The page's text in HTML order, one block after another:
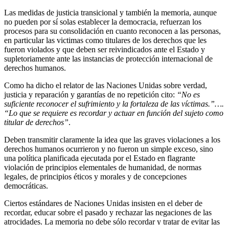
Las medidas de justicia transicional y también la memoria, aunque
no pueden por sí solas establecer la democracia, refuerzan los
procesos para su consolidación en cuanto reconocen a las personas,
en particular las victimas como titulares de los derechos que les
fueron violados y que deben ser reivindicados ante el Estado y
supletoriamente ante las instancias de protección internacional de
derechos humanos.
Como ha dicho el relator de las Naciones Unidas sobre verdad,
justicia y reparación y garantías de no repetición cito: “No es
suficiente reconocer el sufrimiento y la fortaleza de las víctimas.”….
“Lo que se requiere es recordar y actuar en función del sujeto como
titular de derechos”.
Deben transmitir claramente la idea que las graves violaciones a los
derechos humanos ocurrieron y no fueron un simple exceso, sino
una política planificada ejecutada por el Estado en flagrante
violación de principios elementales de humanidad, de normas
legales, de principios éticos y morales y de concepciones
democráticas.
Ciertos estándares de Naciones Unidas insisten en el deber de
recordar, educar sobre el pasado y rechazar las negaciones de las
atrocidades. La memoria no debe sólo recordar y tratar de evitar las